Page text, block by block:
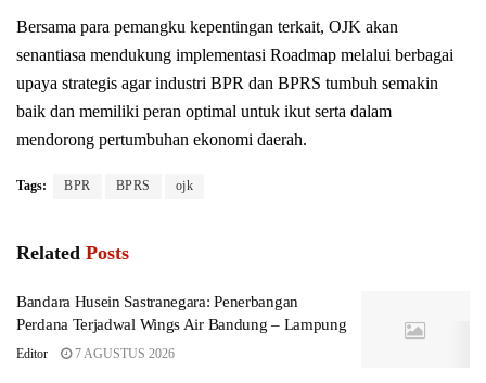
Bersama para pemangku kepentingan terkait, OJK akan
senantiasa mendukung implementasi Roadmap melalui berbagai
upaya strategis agar industri BPR dan BPRS tumbuh semakin
baik dan memiliki peran optimal untuk ikut serta dalam
mendorong pertumbuhan ekonomi daerah.
Tags: BPR BPRS ojk
Related Posts
Bandara Husein Sastranegara: Penerbangan
Perdana Terjadwal Wings Air Bandung – Lampung
Editor 7 AGUSTUS 2026